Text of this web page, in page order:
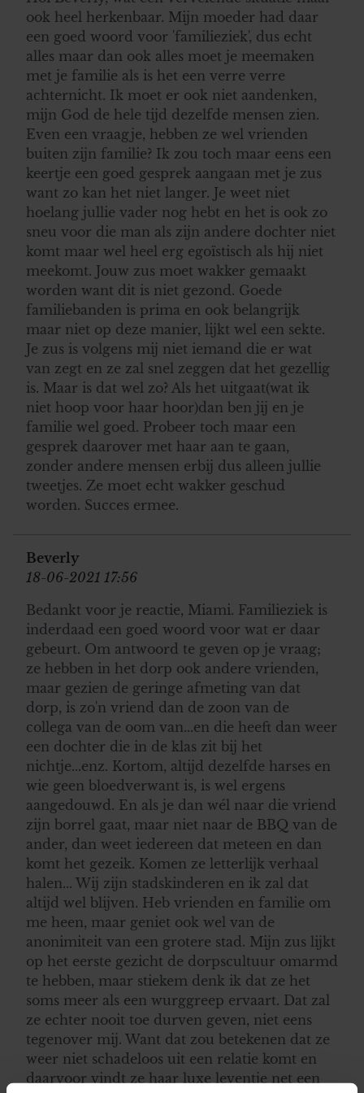
ook heel herkenbaar. Mijn moeder had daar
een goed woord voor 'familieziek', dus echt
alles maar dan ook alles moet je meemaken
met je familie als is het een verre verre
achternicht. Ik moet er ook niet aandenken,
mijn God de hele tijd dezelfde mensen zien.
Even een vraagje, hebben ze wel vrienden
buiten zijn familie? Ik zou toch maar eens een
keertje een goed gesprek aangaan met je zus
want zo kan het niet langer. Je weet niet
hoelang jullie vader nog hebt en het is ook zo
sneu voor die man als zijn andere dochter niet
komt maar wel heel erg egoïstisch als hij niet
meekomt. Jouw zus moet wakker gemaakt
worden want dit is niet gezond. Goede
familiebanden is prima en ook belangrijk
maar niet op deze manier, lijkt wel een sekte.
Je zus is volgens mij niet iemand die er wat
van zegt en ze zal snel zeggen dat het gezellig
is. Maar is dat wel zo? Als het uitgaat(wat ik
niet hoop voor haar hoor)dan ben jij en je
familie wel goed. Probeer toch maar een
gesprek daarover met haar aan te gaan,
zonder andere mensen erbij dus alleen jullie
tweetjes. Ze moet echt wakker geschud
worden. Succes ermee.
Beverly
18-06-2021 17:56
Bedankt voor je reactie, Miami. Familieziek is
inderdaad een goed woord voor wat er daar
gebeurt. Om antwoord te geven op je vraag;
ze hebben in het dorp ook andere vrienden,
maar gezien de geringe afmeting van dat
dorp, is zo'n vriend dan de zoon van de
collega van de oom van...en die heeft dan weer
een dochter die in de klas zit bij het
nichtje...enz. Kortom, altijd dezelfde harses en
wie geen bloedverwant is, is wel ergens
aangedouwd. En als je dan wél naar die vriend
zijn borrel gaat, maar niet naar de BBQ van de
ander, dan weet iedereen dat meteen en dan
komt het gezeik. Komen ze letterlijk verhaal
halen... Wij zijn stadskinderen en ik zal dat
altijd wel blijven. Heb vrienden en familie om
me heen, maar geniet ook wel van de
anonimiteit van een grotere stad. Mijn zus lijkt
op het eerste gezicht de dorpscultuur omarmd
te hebben, maar stiekem denk ik dat ze het
soms meer als een wurggreep ervaart. Dat zal
ze echter nooit toe durven geven, niet eens
tegenover mij. Want dat zou betekenen dat ze
weer niet schadeloos uit een relatie komt en
daarvoor vindt ze haar luxe leventje net een